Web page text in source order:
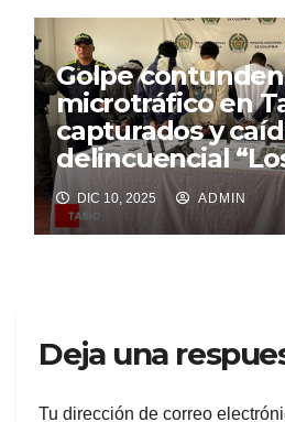
Golpe
microtráfico en
capturados y
delincuencial
DIC 10, 2025 ADMIN
Deja una
Tu dirección de correo